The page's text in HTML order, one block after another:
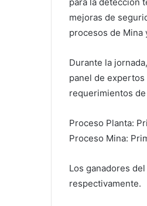
para la detección
mejoras de
procesos de Mina
Durante la
panel de expertos
requerimientos
Proceso Planta:
Proceso Mina:
Los ganadores
respectivamente.